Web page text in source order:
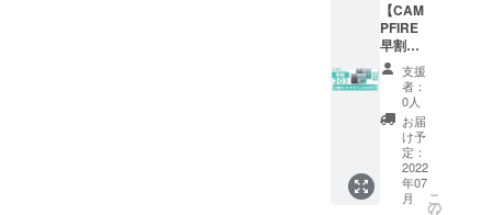
日々活動し
ておりま
弊社は国内
外のパート
ナーとそれ
ぞれが持つ
チャネルを
活かし、お
【CAM
PFIRE
早割・
20%OF
F】2個
セット
で
￥1,408
円（税
込）
200名様
限定！
支援
者：
0人
お届
け予
定：
2022
年07
月
こ
の